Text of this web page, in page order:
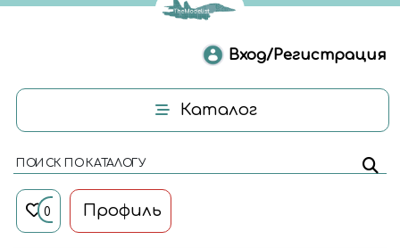
Вход/Регистрация
Каталог
ПОИСК ПО КАТАЛОГУ
0 Профиль